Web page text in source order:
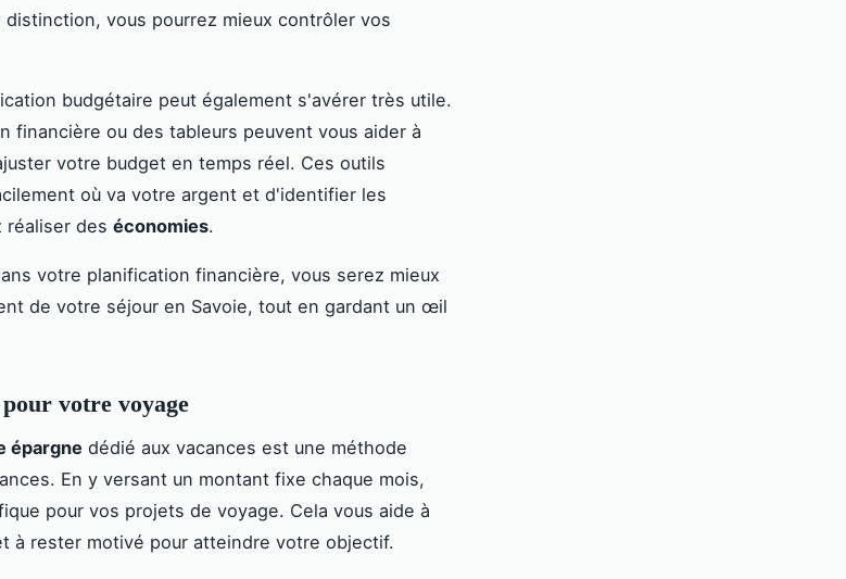
vous pourrez mieux contrôler vos
budgétaire peut également s'avérer très utile.
financière ou des tableurs peuvent vous aider à
votre budget en temps réel. Ces outils
où va votre argent et d'identifier les
réaliser des économies.
votre planification financière, vous serez mieux
de votre séjour en Savoie, tout en gardant un œil
votre voyage
épargne dédié aux vacances est une méthode
En y versant un montant fixe chaque mois,
pour vos projets de voyage. Cela vous aide à
à rester motivé pour atteindre votre objectif.